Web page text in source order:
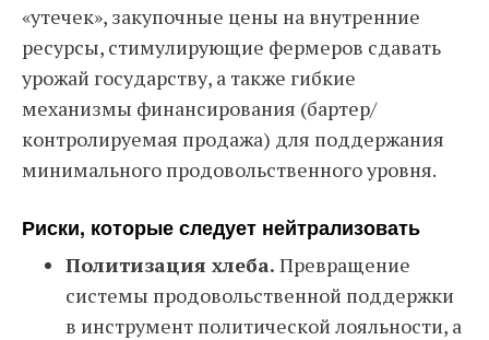
«утечек», закупочные цены на внутренние
ресурсы, стимулирующие фермеров сдавать
урожай государству, а также гибкие
механизмы финансирования (бартер/
контролируемая продажа) для поддержания
минимального продовольственного уровня.
Риски, которые следует нейтрализовать
Политизация хлеба. Превращение
системы продовольственной поддержки
в инструмент политической лояльности, а